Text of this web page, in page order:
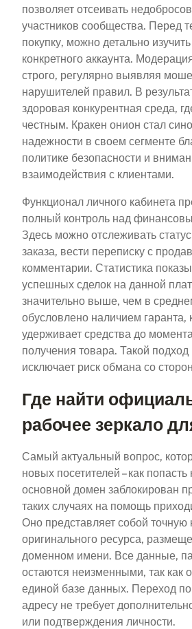
позволяет отсеивать
участников сообщества. Перед
покупку, можно детально
конкретного аккаунта.
строго, регулярно выявляя
нарушителей правил. В
здоровая конкурентная среда,
честным. Кракен онион стал
надежности в своем сегменте
политике безопасности и
взаимодействия с клиентами.
Функционал личного кабинета
полный контроль над
Здесь можно отслеживать
заказа, вести переписку с
комментарии. Статистика
успешных сделок на данной
значительно выше, чем в
обусловлено наличием гаранта,
удерживает средства до
получения товара. Такой
исключает риск обмана со
Где найти
рабочее зеркало
Самый актуальный вопрос,
новых посетителей – как попасть
основной домен заблокирован
таких случаях на помощь
Оно представляет собой точную
оригинального ресурса,
доменном имени. Все данные,
остаются неизменными, так как
единой базе данных. Переход
адресу не требует
или подтверждения личности.